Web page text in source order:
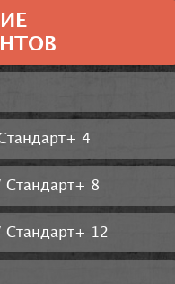
4
Стандарт+ 8
Стандарт+ 12